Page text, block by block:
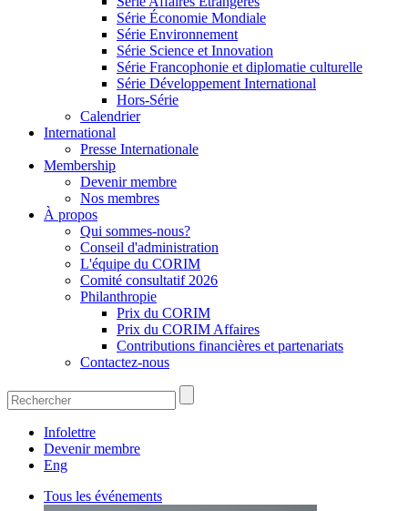
Série Économie Mondiale
Série Environnement
Série Science et Innovation
Série Francophonie et diplomatie culturelle
Série Développement International
Hors-Série
Calendrier
International
Presse Internationale
Membership
Devenir membre
Nos membres
À propos
Qui sommes-nous?
Conseil d'administration
L'équipe du CORIM
Comité consultatif 2026
Philanthropie
Prix du CORIM
Prix du CORIM Affaires
Contributions financières et partenariats
Contactez-nous
Infolettre
Devenir membre
Eng
Tous les événements